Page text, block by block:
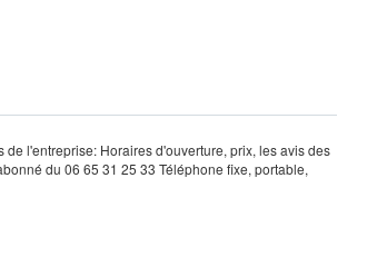
l'entreprise: Horaires d'ouverture, prix, les avis des
du 06 65 31 25 33 Téléphone fixe, portable,